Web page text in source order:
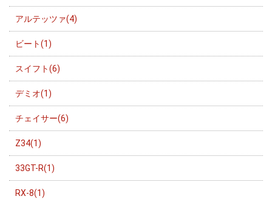
アルテッツァ(4)
ビート(1)
スイフト(6)
デミオ(1)
チェイサー(6)
Z34(1)
33GT-R(1)
RX-8(1)